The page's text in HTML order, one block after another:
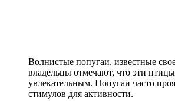
Волнистые попугаи, известные
владельцы отмечают, что эти
увлекательным. Попугаи часто
стимулов для активности.